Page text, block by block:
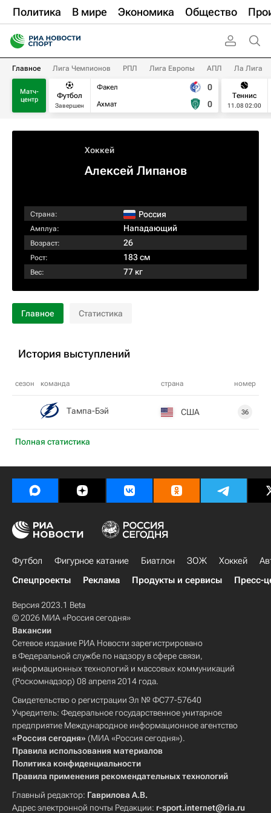
Политика В мире Экономика Общество
Главное Лига Чемпионов РПЛ Лига Европы АПЛ Ла Лига
Матч-
центр
Футбол
Завершен
Факел
Ахмат
0
0
Теннис
11.08 02:00
Хоккей
Алексей Липанов
Страна: Россия
Амплуа: Нападающий
Возраст: 26
Рост: 183 см
Вес: 77 кг
Главное Статистика
История выступлений
сезон команда страна номер
Полная статистика
Тампа-Бэй США 36
Футбол Фигурное катание Биатлон ЗОЖ Хоккей
Спецпроекты
Реклама Продукты и сервисы Пресс-
Версия 2023.1 Beta
© 2026 МИА «Россия сегодня»
Вакансии
Сетевое издание РИА Новости зарегистрировано
в Федеральной службе по надзору в сфере связи,
информационных технологий и массовых коммуникаций
(Роскомнадзор) 08 апреля 2014 года.
Свидетельство о регистрации Эл № ФС77-57640
Учредитель: Федеральное государственное унитарное
предприятие Международное информационное агентство
«Россия сегодня» (МИА «Россия сегодня»).
Правила использования материалов
Политика конфиденциальности
Правила применения рекомендательных технологий
Главный редактор: Гаврилова А.В.
Адрес электронной почты Редакции: r-sport.internet@ria.ru